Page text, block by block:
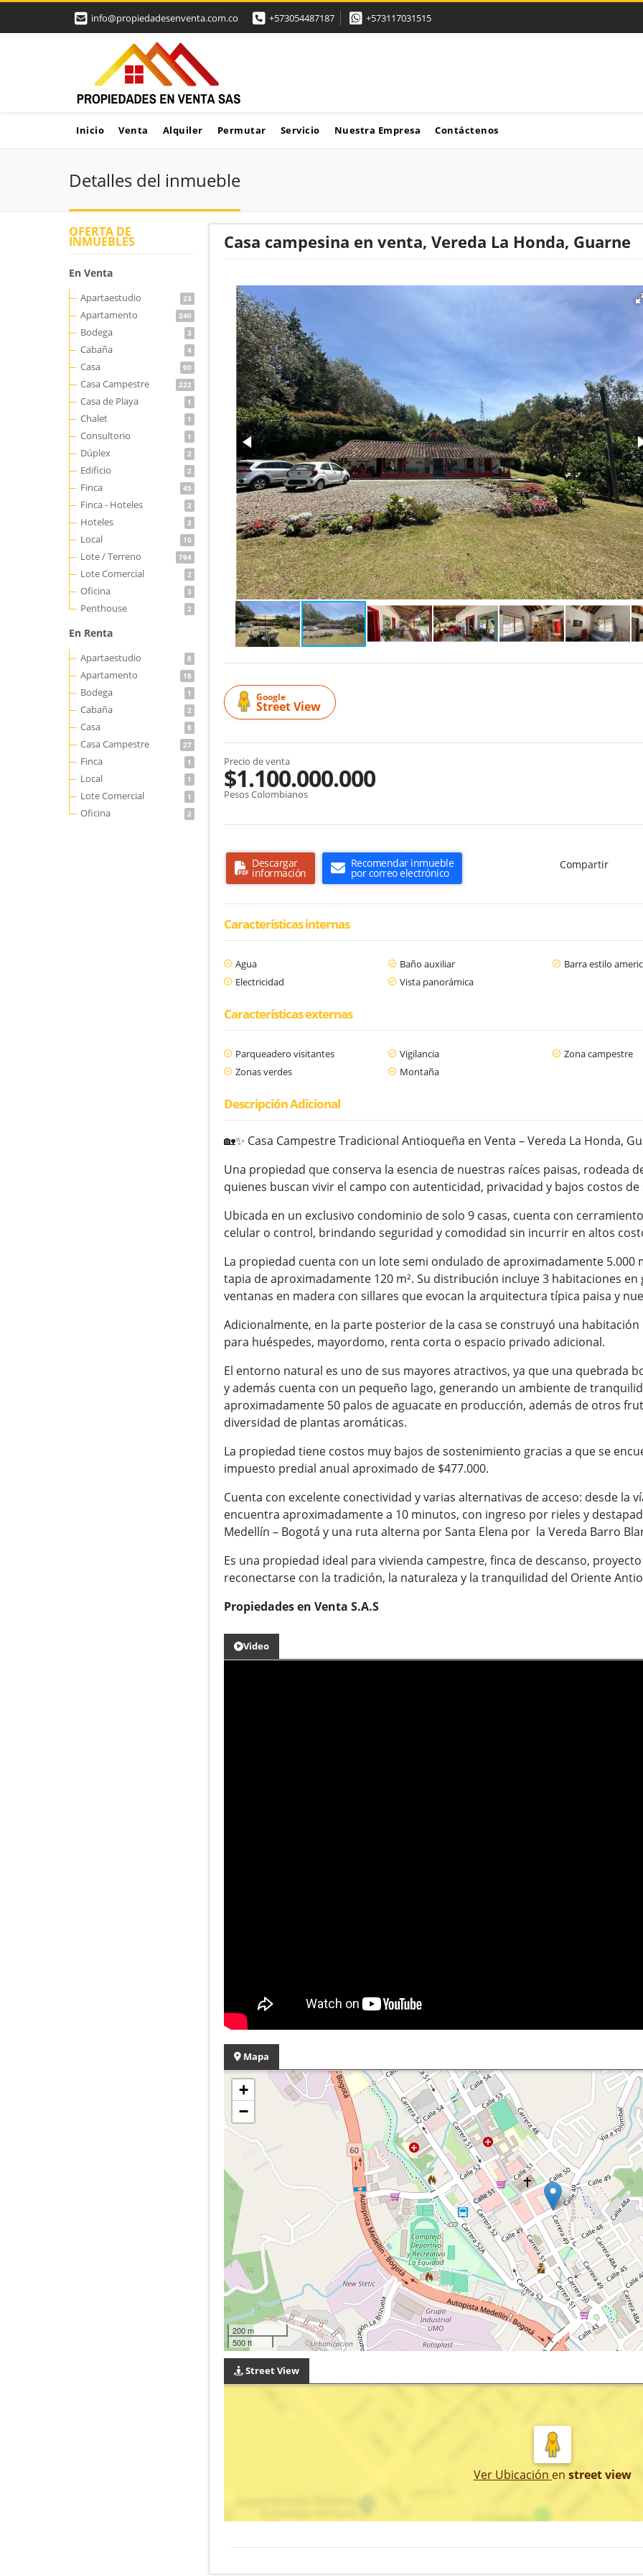
info@propiedadesenventa.com.co +573054487187 +573117031515
Inicio Venta Alquiler Permutar Servicio Nuestra Empresa Contáctenos
Detalles del inmueble
OFERTA DE
INMUEBLES
En Venta
Apartaestudio 23
Apartamento 240
Bodega 3
Cabaña 4
Casa 90
Casa Campestre 222
Casa de Playa 1
Chalet 1
Consultorio 1
Dúplex 2
Edificio 2
Finca 45
Finca - Hoteles 2
Hoteles 2
Local 10
Lote / Terreno 794
Lote Comercial 2
Oficina 3
Penthouse 2
En Renta
Apartaestudio 8
Apartamento 18
Bodega 1
Cabaña 2
Casa 8
Casa Campestre 27
Finca 1
Local 1
Lote Comercial 1
Oficina 2
Casa campesina en venta, Vereda La Honda, Guarne
Google
Street View
Precio de venta
$1.100.000.000
Pesos Colombianos
Descargar
información
Recomendar inmueble
por correo electrónico
Compartir
Características internas
Agua Baño auxiliar Barra estilo
Electricidad
Vista panorámica
Características externas
Parqueadero visitantes Vigilancia Zona campestre
Zonas verdes
Montaña
Descripción Adicional
🏡✨ Casa Campestre Tradicional Antioqueña en Venta – Vereda La Honda,
Una propiedad que conserva la esencia de nuestras raíces paisas, rodeada
quienes buscan vivir el campo con autenticidad, privacidad y bajos costos
Ubicada en un exclusivo condominio de solo 9 casas, cuenta con
celular o control, brindando seguridad y comodidad sin incurrir en altos
La propiedad cuenta con un lote semi ondulado de aproximadamente 5.000
tapia de aproximadamente 120 m². Su distribución incluye 3 habitaciones
ventanas en madera con sillares que evocan la arquitectura típica paisa y
Adicionalmente, en la parte posterior de la casa se construyó una
para huéspedes, mayordomo, renta corta o espacio privado adicional.
El entorno natural es uno de sus mayores atractivos, ya que una quebrada
y además cuenta con un pequeño lago, generando un ambiente de
aproximadamente 50 palos de aguacate en producción, además de otros
diversidad de plantas aromáticas.
La propiedad tiene costos muy bajos de sostenimiento gracias a que se
impuesto predial anual aproximado de $477.000.
Cuenta con excelente conectividad y varias alternativas de acceso: desde la
encuentra aproximadamente a 10 minutos, con ingreso por rieles y
Medellín – Bogotá y una ruta alterna por Santa Elena por la Vereda Barro
Es una propiedad ideal para vivienda campestre, finca de descanso,
reconectarse con la tradición, la naturaleza y la tranquilidad del Oriente
Propiedades en Venta S.A.S
Video
Mapa
+
−
200 m
500 ft
Street View
Ver Ubicación en street view